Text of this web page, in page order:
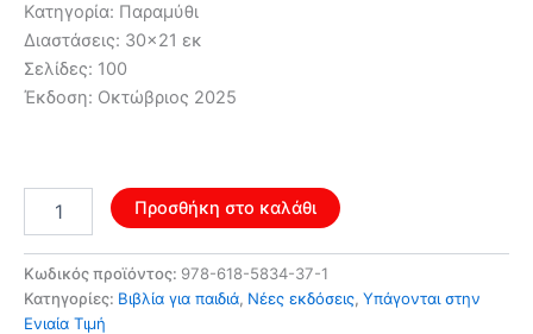
Κατηγορία: Παραμύθι
Διαστάσεις: 30×21 εκ
Σελίδες: 100
Έκδοση: Οκτώβριος 2025
γρίφος
Μαγεμένης
Χώρας
ποσότητα
Προσθήκη στο καλάθι
Κωδικός προϊόντος: 978-618-5834-37-1
Κατηγορίες: Βιβλία για παιδιά, Νέες εκδόσεις, Υπάγονται στην
Ενιαία Τιμή